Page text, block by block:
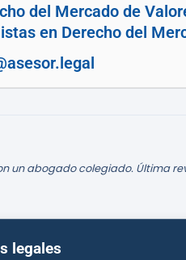
del Mercado de
en Derecho del
un abogado colegiado. Última
legales